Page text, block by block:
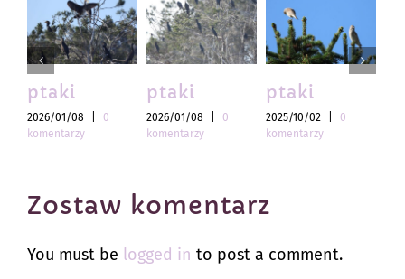
ptaki
2026/01/08
0
komentarzy
ptaki
2026/01/08
0
komentarzy
ptaki
2025/10/02
0
komentarzy
Zostaw komentarz
You must be logged in to post a comment.